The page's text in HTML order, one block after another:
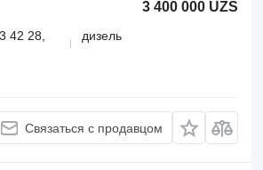
3 400 000 UZS
42 28,
дизель
Связаться с продавцом